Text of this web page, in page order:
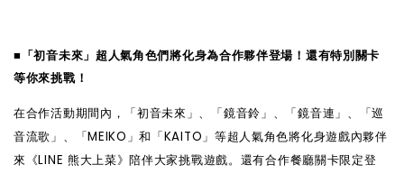
■ 「初音未來」超人氣角色們將化身為合作夥伴登場！還有特別關卡
等你來挑戰！
在合作活動期間內，「初音未來」、「鏡音鈴」、「鏡音連」、「巡
音流歌」、「MEIKO」和「KAITO」等超人氣角色將化身遊戲內夥伴
來《LINE 熊大上菜》陪伴大家挑戰遊戲。還有合作餐廳關卡限定登